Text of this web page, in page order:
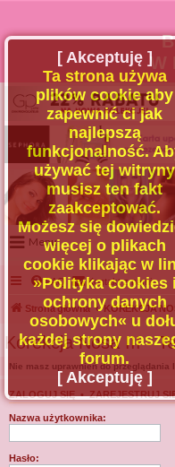
W
Menu
Portal
Facebook
Regulamin
Zapytaj administratora
Kontakt
FAQ Kontakt z nami
Strona główna KOREKCJA
Korekcja Nosa III -
Nie masz uprawnień do przeglądania
ZALOGUJ SIĘ•ZAREJESTRUJ
Nazwa użytkownika:
Hasło:
[ Akceptuję ]
Ta strona używa
plików cookie aby
zapewnić ci jak
najlepszą
funkcjonalność.
używać tej witryny
musisz ten fakt
zaakceptować.
Możesz się
więcej o plikach
cookie klikając w
»Polityka cookies i
ochrony danych
osobowych« u
każdej strony
forum.
[ Akceptuję ]